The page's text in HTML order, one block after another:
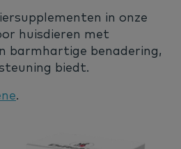
in onze
huisdieren met
barmhartige benadering,
biedt.
.